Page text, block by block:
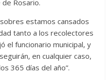
Rosario.
estamos cansados
tanto a los recolectores
el funcionario municipal, y
en cualquier caso,
365 días del año”.